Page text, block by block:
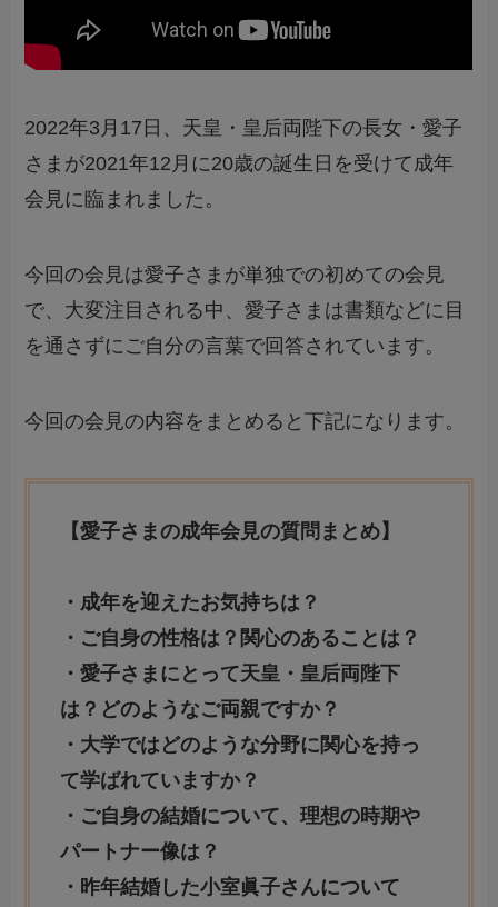
2022年3月17日、天皇・皇后両陛下の長女・愛子
さまが2021年12月に20歳の誕生日を受けて成年
会見に臨まれました。
今回の会見は愛子さまが単独での初めての会見
で、大変注目される中、愛子さまは書類などに目
を通さずにご自分の言葉で回答されています。
今回の会見の内容をまとめると下記になります。
【愛子さまの成年会見の質問まとめ】
・成年を迎えたお気持ちは？
・ご自身の性格は？関心のあることは？
・愛子さまにとって天皇・皇后両陛下
は？どのようなご両親ですか？
・大学ではどのような分野に関心を持っ
て学ばれていますか？
・ご自身の結婚について、理想の時期や
パートナー像は？
・昨年結婚した小室眞子さんについて